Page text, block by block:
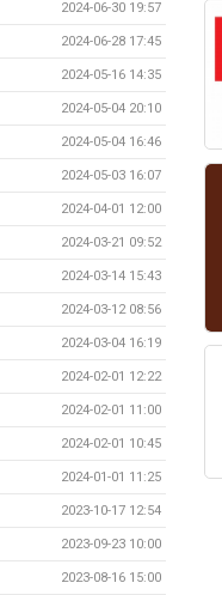
2024-06-30 19:57
2024-06-28 17:45
2024-05-16 14:35
2024-05-04 20:10
2024-05-04 16:46
2024-05-03 16:07
2024-04-01 12:00
2024-03-21 09:52
2024-03-14 15:43
2024-03-12 08:56
2024-03-04 16:19
2024-02-01 12:22
2024-02-01 11:00
2024-02-01 10:45
2024-01-01 11:25
2023-10-17 12:54
2023-09-23 10:00
2023-08-16 15:00